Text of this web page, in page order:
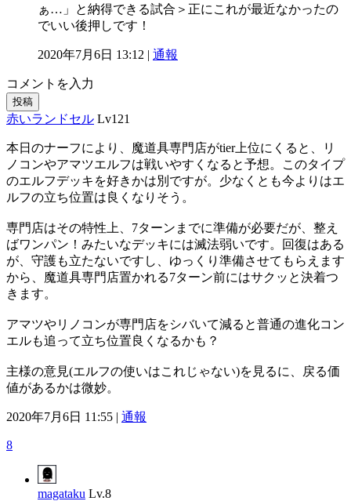
ぁ…」と納得できる試合＞正にこれが最近なかったの
でいい後押しです！
2020年7月6日 13:12 | 通報
コメントを入力
投稿
赤いランドセル Lv121
本日のナーフにより、魔道具専門店がtier上位にくると、リ
ノコンやアマツエルフは戦いやすくなると予想。このタイプ
のエルフデッキを好きかは別ですが。少なくとも今よりはエ
ルフの立ち位置は良くなりそう。
専門店はその特性上、7ターンまでに準備が必要だが、整え
ばワンパン！みたいなデッキには滅法弱いです。回復はある
が、守護も立たないですし、ゆっくり準備させてもらえます
から、魔道具専門店置かれる7ターン前にはサクッと決着つ
きます。
アマツやリノコンが専門店をシバいて減ると普通の進化コン
エルも追って立ち位置良くなるかも？
主様の意見(エルフの使いはこれじゃない)を見るに、戻る価
値があるかは微妙。
2020年7月6日 11:55 | 通報
8
magataku Lv.8